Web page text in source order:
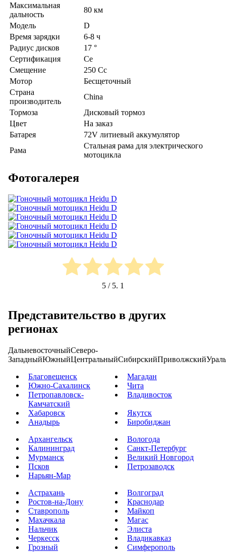
Максимальная
дальность
80 км
Модель
D
Время зарядки
6-8 ч
Радиус дисков
17 °
Сертификация
Ce
Смещение
250 Cc
Мотор
Бесщеточный
Страна
производитель
China
Тормоза
Дисковый тормоз
Цвет
На заказ
Батарея
72V литиевый аккумулятор
Рама
Стальная рама для электрического
мотоцикла
Фотогалерея
5 / 5. 1
Представительство в других
регионах
ДальневосточныйСеверо-
ЗападныйЮжныйЦентральныйСибирскийПриволжский
Благовещенск
Магадан
Южно-Сахалинск
Чита
Петропавловск-
Камчатский
Владивосток
Хабаровск
Якутск
Анадырь
Биробиджан
Архангельск
Вологода
Калининград
Санкт-Петербург
Мурманск
Великий Новгород
Псков
Петрозаводск
Нарьян-Мар
Астрахань
Волгоград
Ростов-на-Дону
Краснодар
Ставрополь
Майкоп
Махачкала
Магас
Нальчик
Элиста
Черкесск
Владикавказ
Грозный
Симферополь